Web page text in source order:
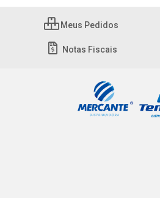
Meus Pedidos
Notas Fiscais